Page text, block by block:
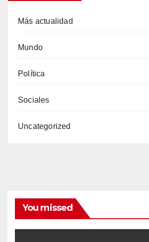
Más actualidad
Mundo
Política
Sociales
Uncategorized
You missed